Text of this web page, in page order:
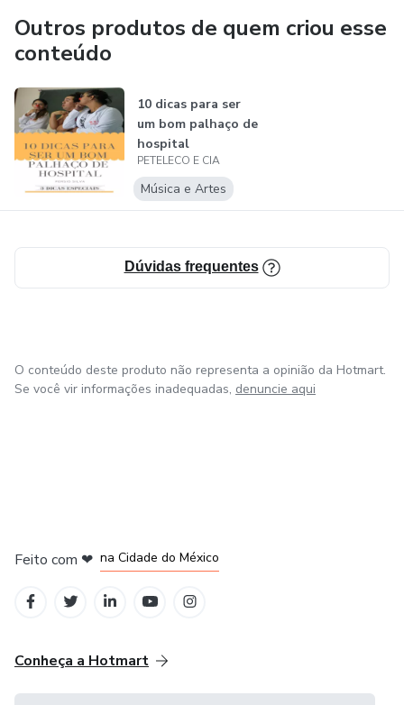
Outros produtos de quem criou esse
conteúdo
10 dicas para ser
um bom palhaço de
hospital
PETELECO E CIA
Música e Artes
Dúvidas frequentes
O conteúdo deste produto não representa a opinião da Hotmart.
Se você vir informações inadequadas, denuncie aqui
Feito com ❤ na Cidade do México
Conheça a Hotmart